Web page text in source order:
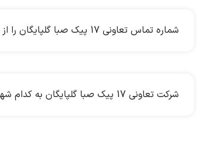
شماره تماس تعاونی 17 پیک صبا گلپایگان را از کجا پیدا کنیم؟
شرکت تعاونی 17 پیک صبا گلپایگان به کدام شهرها سرویس دارد؟